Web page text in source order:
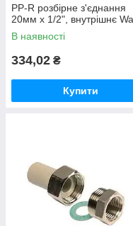
PP-R розбірне з'єднання
20мм х 1/2", внутрішнє
В наявності
334,02 ₴
Купити